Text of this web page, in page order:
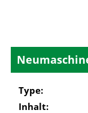
Type:
Inhalt: